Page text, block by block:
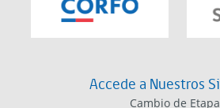
Accede a Nuestros
Cambio de